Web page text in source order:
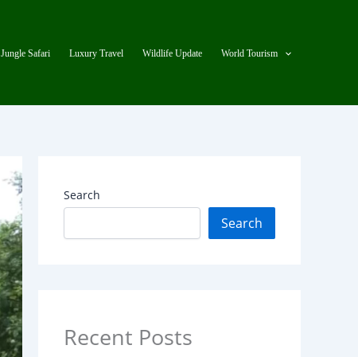
Jungle Safari Luxury Travel Wildlife Update World Tourism
Search
Search
Recent Posts